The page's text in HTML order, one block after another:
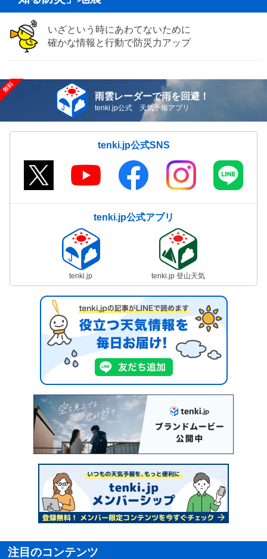
いざという時にあわてないために
確かな情報と行動で防災力アップ
雨雲レーダーで雨を回避！
tenki.jp公式 天気予報アプリ
tenki.jp公式SNS
tenki.jp公式アプリ
tenki.jp tenki.jp 登山天気
注目のコンテンツ